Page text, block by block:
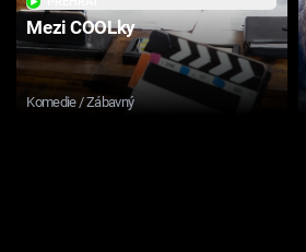
Mezi COOLky
Komedie / Zábavný